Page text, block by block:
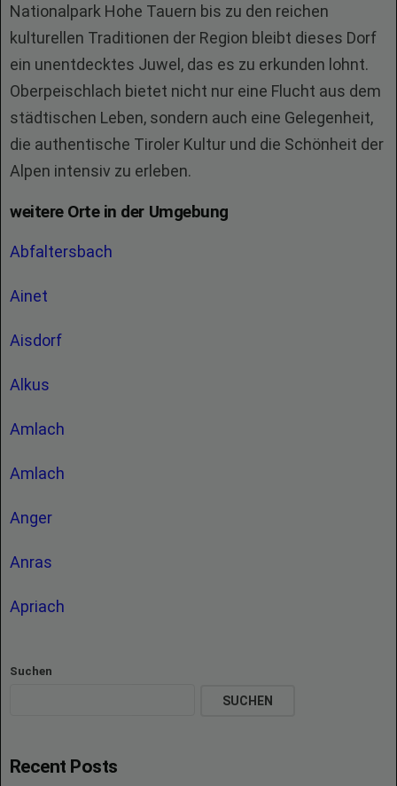
Nationalpark Hohe Tauern bis zu den reichen
kulturellen Traditionen der Region bleibt dieses Dorf
ein unentdecktes Juwel, das es zu erkunden lohnt.
Oberpeischlach bietet nicht nur eine Flucht aus dem
städtischen Leben, sondern auch eine Gelegenheit,
die authentische Tiroler Kultur und die Schönheit der
Alpen intensiv zu erleben.
weitere Orte in der Umgebung
Abfaltersbach
Ainet
Aisdorf
Alkus
Amlach
Amlach
Anger
Anras
Apriach
Suchen
SUCHEN
Recent Posts